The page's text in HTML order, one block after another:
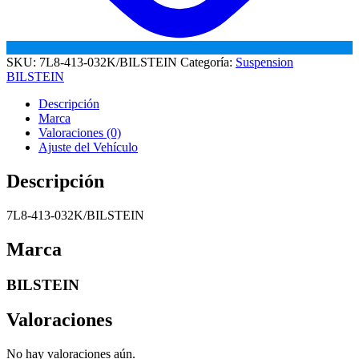
SKU: 7L8-413-032K/BILSTEIN Categoría: Suspension
BILSTEIN
Descripción
Marca
Valoraciones (0)
Ajuste del Vehículo
Descripción
7L8-413-032K/BILSTEIN
Marca
BILSTEIN
Valoraciones
No hay valoraciones aún.